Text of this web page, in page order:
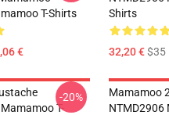
T-Shirts
€
Shirts
32,20 €$35
T-
-20%
Mamamoo
NTMD2906